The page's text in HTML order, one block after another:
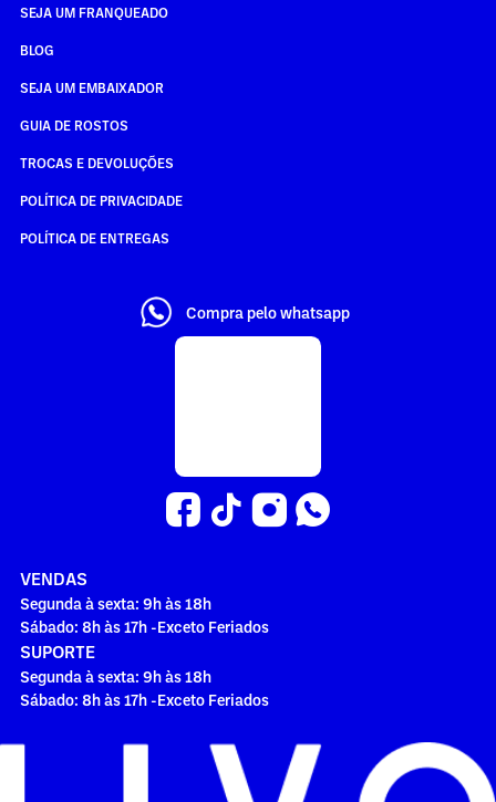
SEJA UM FRANQUEADO
BLOG
SEJA UM EMBAIXADOR
GUIA DE ROSTOS
TROCAS E DEVOLUÇÕES
POLÍTICA DE PRIVACIDADE
POLÍTICA DE ENTREGAS
Compra pelo whatsapp
VENDAS
Segunda à sexta: 9h às 18h
Sábado: 8h às 17h -Exceto Feriados
SUPORTE
Segunda à sexta: 9h às 18h
Sábado: 8h às 17h -Exceto Feriados